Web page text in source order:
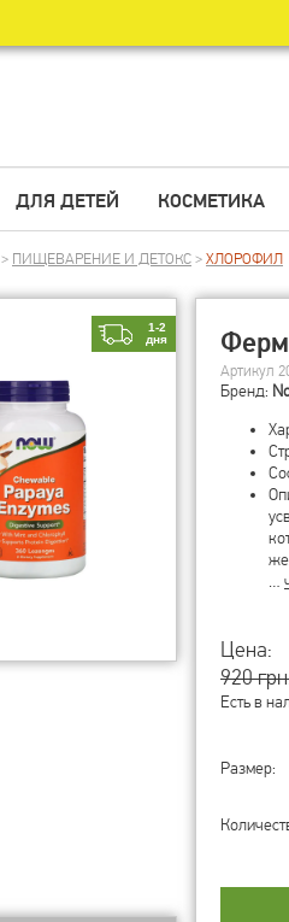
ДЛЯ ДЕТЕЙ КОСМЕТИКА
> ПИЩЕВАРЕНИЕ И ДЕТОКС>ХЛОРОФИЛ
1-2
дня
Артикул
Бренд:
…
Цена:
920
Есть в
Размер: